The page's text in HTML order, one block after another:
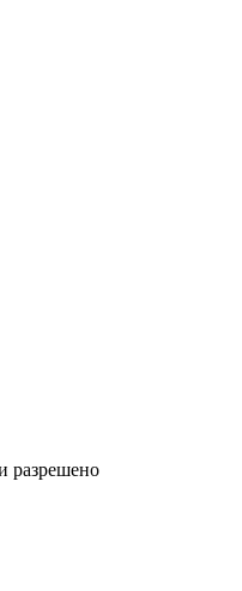
разрешено